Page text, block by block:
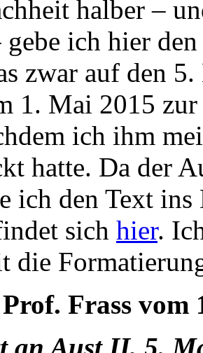
halber –
gebe ich hier
zwar auf den
1. Mai 2015
ich ihm
hatte. Da der
ich den Text ins
sich hier.
die
Frass vom
an Aust II, 5.